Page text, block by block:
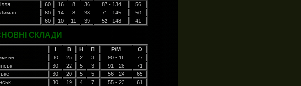
60 16 8 36 87 - 134
56
60 14 8 38 71 - 145
50
60 10 11 39 52 - 148 41
СКЛАДИ
В Н П Р/М
О
30 25 2 3 90 - 18
77
30 22 5 3 91 - 28
71
30 20 5 5 56 - 24
65
30 19 4 7 55 - 23
61